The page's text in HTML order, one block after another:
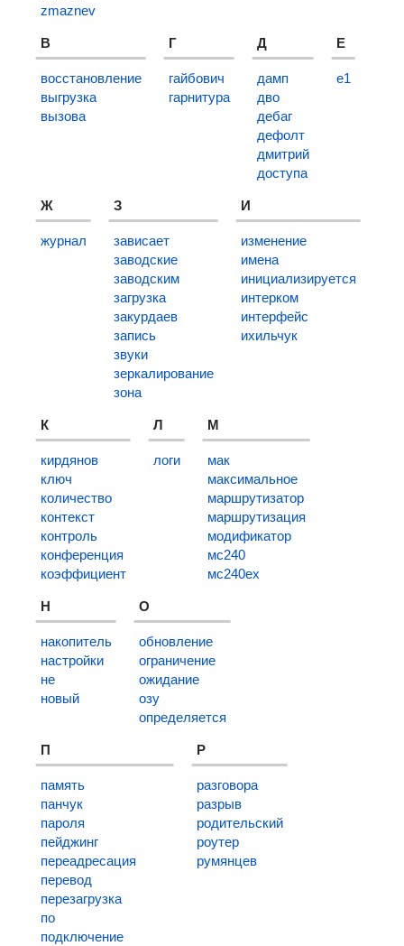
zmaznev
В
восстановление
выгрузка
вызова
Г
гайбович
гарнитура
Д
дамп
дво
дебаг
дефолт
дмитрий
доступа
Е
е1
Ж
журнал
З
зависает
заводские
заводским
загрузка
закурдаев
запись
звуки
зеркалирование
зона
И
изменение
имена
инициализируется
интерком
интерфейс
ихильчук
К
кирдянов
ключ
количество
контекст
контроль
конференция
коэффициент
Л
логи
М
мак
максимальное
маршрутизатор
маршрутизация
модификатор
мс240
мс240ex
Н
накопитель
настройки
не
новый
О
обновление
ограничение
ожидание
озу
определяется
П
память
панчук
пароля
пейджинг
переадресация
перевод
перезагрузка
по
подключение
Р
разговора
разрыв
родительский
роутер
румянцев